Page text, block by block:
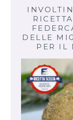
DELLE
PER IL